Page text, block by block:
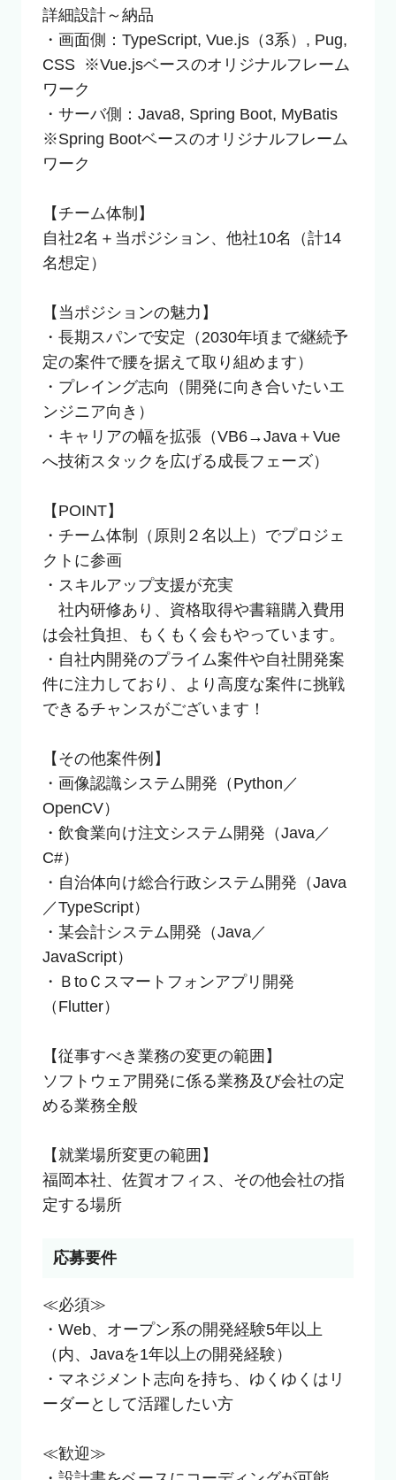
詳細設計～納品
・画面側：TypeScript, Vue.js（3系）, Pug,
CSS  ※Vue.jsベースのオリジナルフレーム
ワーク
・サーバ側：Java8, Spring Boot, MyBatis
※Spring Bootベースのオリジナルフレーム
ワーク
【チーム体制】
自社2名＋当ポジション、他社10名（計14
名想定）
【当ポジションの魅力】
・長期スパンで安定（2030年頃まで継続予
定の案件で腰を据えて取り組めます）
・プレイング志向（開発に向き合いたいエ
ンジニア向き）
・キャリアの幅を拡張（VB6→Java＋Vue
へ技術スタックを広げる成長フェーズ）
【POINT】
・チーム体制（原則２名以上）でプロジェ
クトに参画
・スキルアップ支援が充実
社内研修あり、資格取得や書籍購入費用
は会社負担、もくもく会もやっています。
・自社内開発のプライム案件や自社開発案
件に注力しており、より高度な案件に挑戦
できるチャンスがございます！
【その他案件例】
・画像認識システム開発（Python／
OpenCV）
・飲食業向け注文システム開発（Java／
C#）
・自治体向け総合行政システム開発（Java
／TypeScript）
・某会計システム開発（Java／
JavaScript）
・ＢtoＣスマートフォンアプリ開発
（Flutter）
【従事すべき業務の変更の範囲】
ソフトウェア開発に係る業務及び会社の定
める業務全般
【就業場所変更の範囲】
福岡本社、佐賀オフィス、その他会社の指
定する場所
応募要件
≪必須≫
・Web、オープン系の開発経験5年以上
（内、Javaを1年以上の開発経験）
・マネジメント志向を持ち、ゆくゆくはリ
ーダーとして活躍したい方
≪歓迎≫